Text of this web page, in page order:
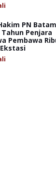
PN Batam
Tahun Penjara
Pembawa